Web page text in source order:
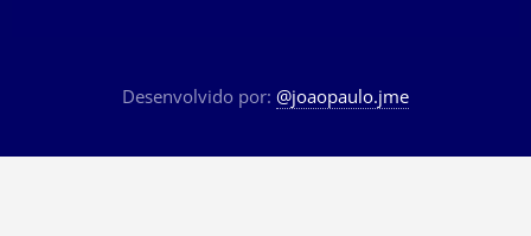
Desenvolvido por: @joaopaulo.jme